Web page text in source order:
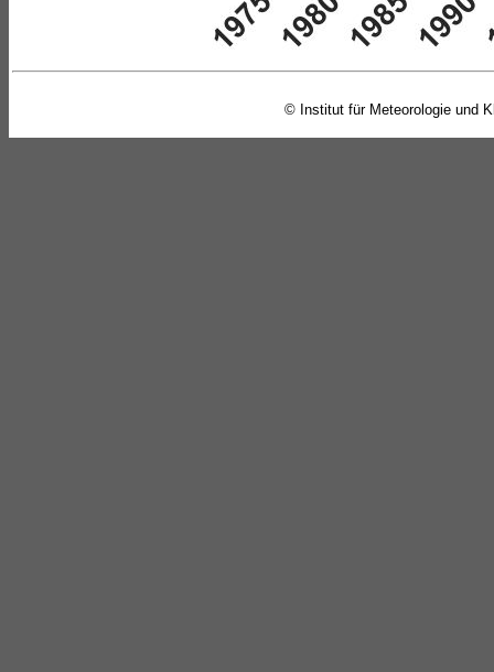
© Institut für Meteorologie und